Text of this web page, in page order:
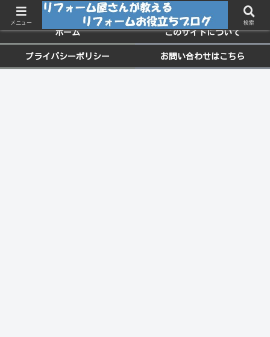
ちょっと役に立つお家のメンテナンス情報
ホーム このサイトについて
プライバシーポリシー お問い合わせはこちら
メニュー 検索